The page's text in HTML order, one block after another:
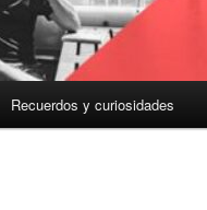
Recuerdos y curiosidades